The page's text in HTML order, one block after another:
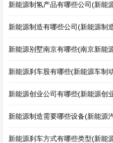
新能源制氢产品有哪些公司(新能
新能源制造有哪些公司(新能源制
新能源别墅南京有哪些(南京新能
新能源刹车股有哪些(新能源车制
新能源创业公司有哪些(新能源创
新能源制造需要哪些设备(新能源
新能源刹车方式有哪些类型(新能